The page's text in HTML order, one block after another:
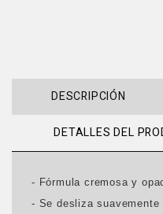
DESCRIPCIÓN
DETALLES DEL
- Fórmula cremosa y
- Se desliza